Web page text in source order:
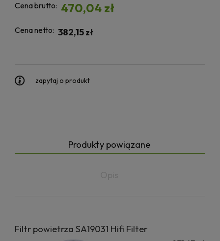
Cena brutto: 470,04 zł
Cena netto: 382,15 zł
zapytaj o produkt
Produkty powiązane
Filtr powietrza SA19031 Hifi Filter